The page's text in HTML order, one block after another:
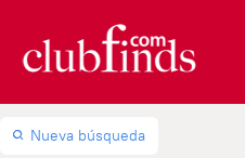
Nueva búsqueda